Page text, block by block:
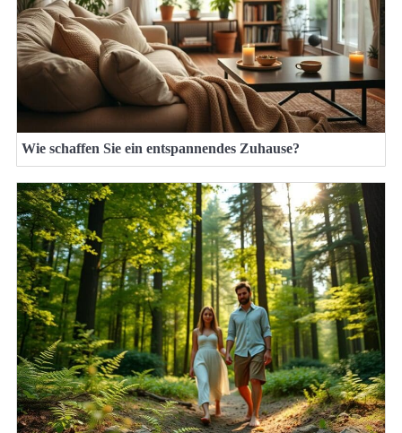
Wie schaffen Sie ein entspannendes Zuhause?